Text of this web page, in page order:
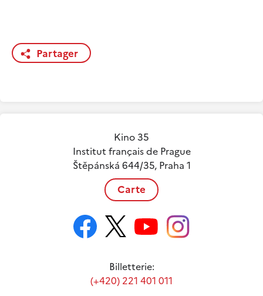
Partager
Kino 35
Institut français de Prague
Štěpánská 644/35, Praha 1
Carte
Billetterie:
(+420) 221 401 011